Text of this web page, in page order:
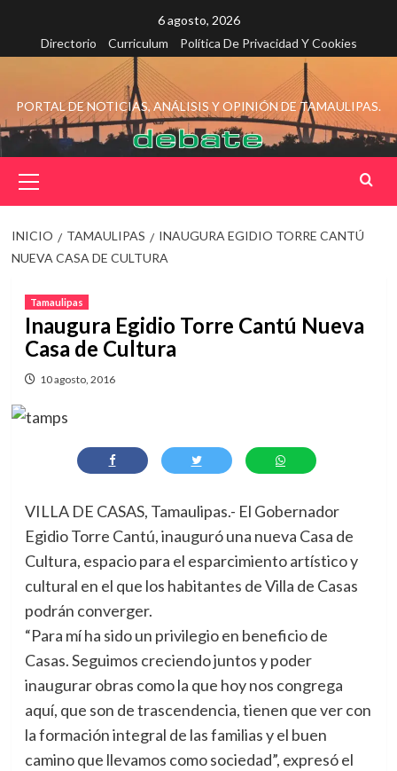
contenido
6 agosto, 2026
Directorio
Curriculum Política De Privacidad Y Cookies
PORTAL DE NOTICIAS, ANÁLISIS Y OPINIÓN DE TAMAULIPAS.
principal
INICIO TAMAULIPAS
INAUGURA EGIDIO TORRE CANTÚ
NUEVA CASA DE CULTURA
Tamaulipas
Inaugura Egidio Torre Cantú Nueva
Casa de Cultura
10 agosto, 2016
VILLA DE CASAS, Tamaulipas.- El Gobernador
Egidio Torre Cantú, inauguró una nueva Casa de
Cultura, espacio para el esparcimiento artístico y
cultural en el que los habitantes de Villa de Casas
podrán converger.
“Para mí ha sido un privilegio en beneficio de
Casas. Seguimos creciendo juntos y poder
inaugurar obras como la que hoy nos congrega
aquí, que son de trascendencia, tienen que ver con
la formación integral de las familias y el buen
camino que llevamos como sociedad”, expresó el